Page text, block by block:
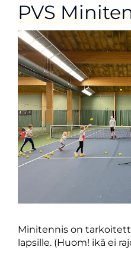
PVS
Minitennis on
lapsille. (Huom! ikä ei